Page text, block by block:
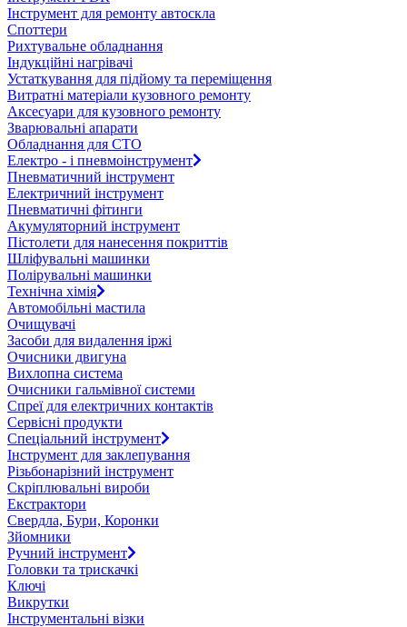
Інструмент для ремонту автоскла
Споттери
Рихтувальне обладнання
Індукційні нагрівачі
Устаткування для підйому та переміщення
Витратні матеріали кузовного ремонту
Аксесуари для кузовного ремонту
Зварювальні апарати
Обладнання для СТО
Електро - і пневмоінструмент
Пневматичний інструмент
Електричний інструмент
Пневматичні фітинги
Акумуляторний інструмент
Пістолети для нанесення покриттів
Шліфувальні машинки
Полірувальні машинки
Технічна хімія
Автомобільні мастила
Очищувачі
Засоби для видалення іржі
Очисники двигуна
Вихлопна система
Очисники гальмівної системи
Спреї для електричних контактів
Сервісні продукти
Спеціальний інструмент
Інструмент для заклепування
Різьбонарізний інструмент
Скріплювальні вироби
Екстрактори
Свердла, Бури, Коронки
Зйомники
Ручний інструмент
Головки та трискачкі
Ключі
Викрутки
Інструментальні візки